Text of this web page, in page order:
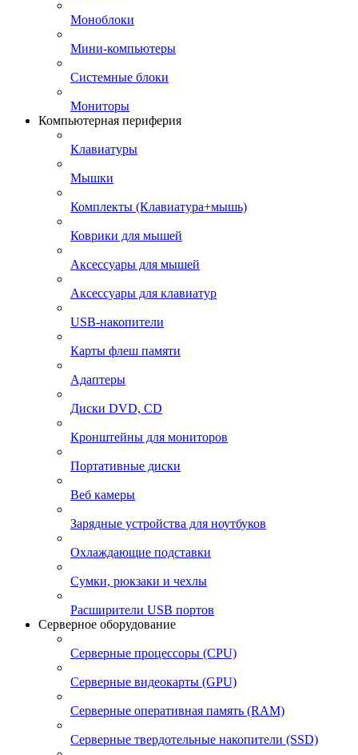
Моноблоки
Мини-компьютеры
Системные блоки
Мониторы
Компьютерная периферия
Клавиатуры
Мышки
Комплекты (Клавиатура+мышь)
Коврики для мышей
Аксессуары для мышей
Аксессуары для клавиатур
USB-накопители
Карты флеш памяти
Адаптеры
Диски DVD, CD
Кронштейны для мониторов
Портативные диски
Веб камеры
Зарядные устройства для ноутбуков
Охлаждающие подставки
Сумки, рюкзаки и чехлы
Расширители USB портов
Серверное оборудование
Серверные процессоры (CPU)
Серверные видеокарты (GPU)
Серверные оперативная память (RAM)
Серверные твердотельные накопители (SSD)